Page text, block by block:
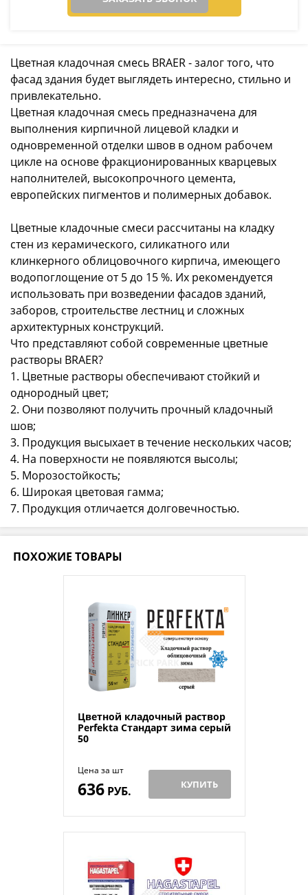
Цветная кладочная смесь BRAER - залог того, что
фасад здания будет выглядеть интересно, стильно и
привлекательно.
Цветная кладочная смесь предназначена для
выполнения кирпичной лицевой кладки и
одновременной отделки швов в одном рабочем
цикле на основе фракционированных кварцевых
наполнителей, высокопрочного цемента,
европейских пигментов и полимерных добавок.
Цветные кладочные смеси рассчитаны на кладку
стен из керамического, силикатного или
клинкерного облицовочного кирпича, имеющего
водопоглощение от 5 до 15 %. Их рекомендуется
использовать при возведении фасадов зданий,
заборов, строительстве лестниц и сложных
архитектурных конструкций.
Что представляют собой современные цветные
растворы BRAER?
1. Цветные растворы обеспечивают стойкий и
однородный цвет;
2. Они позволяют получить прочный кладочный
шов;
3. Продукция высыхает в течение нескольких часов;
4. На поверхности не появляются высолы;
5. Морозостойкость;
6. Широкая цветовая гамма;
7. Продукция отличается долговечностью.
ПОХОЖИЕ ТОВАРЫ
Цветной кладочный раствор
Perfekta Стандарт зима серый
50
Цена за шт
636РУБ. КУПИТЬ